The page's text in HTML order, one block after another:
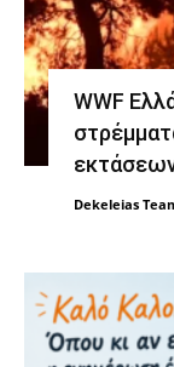
WWF
Dekeleias